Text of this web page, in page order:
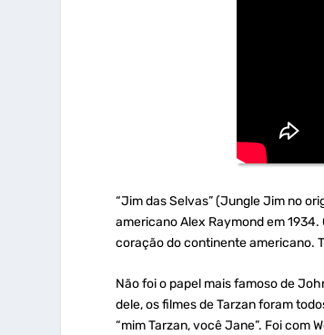
“Jim das Selvas” (Jungle Jim no
americano Alex Raymond em
coração do continente americano.
Não foi o papel mais famoso de
dele, os filmes de Tarzan foram
“mim Tarzan, você Jane”. Foi com